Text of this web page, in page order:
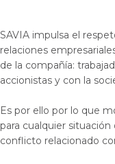
SAVIA impulsa el
relaciones
de la compañía:
accionistas y con la
Es por ello por lo que
para cualquier
conflicto relacionado